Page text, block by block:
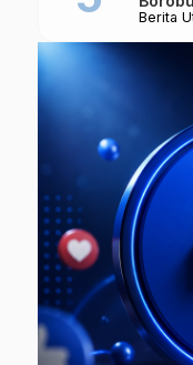
Berita
Alat